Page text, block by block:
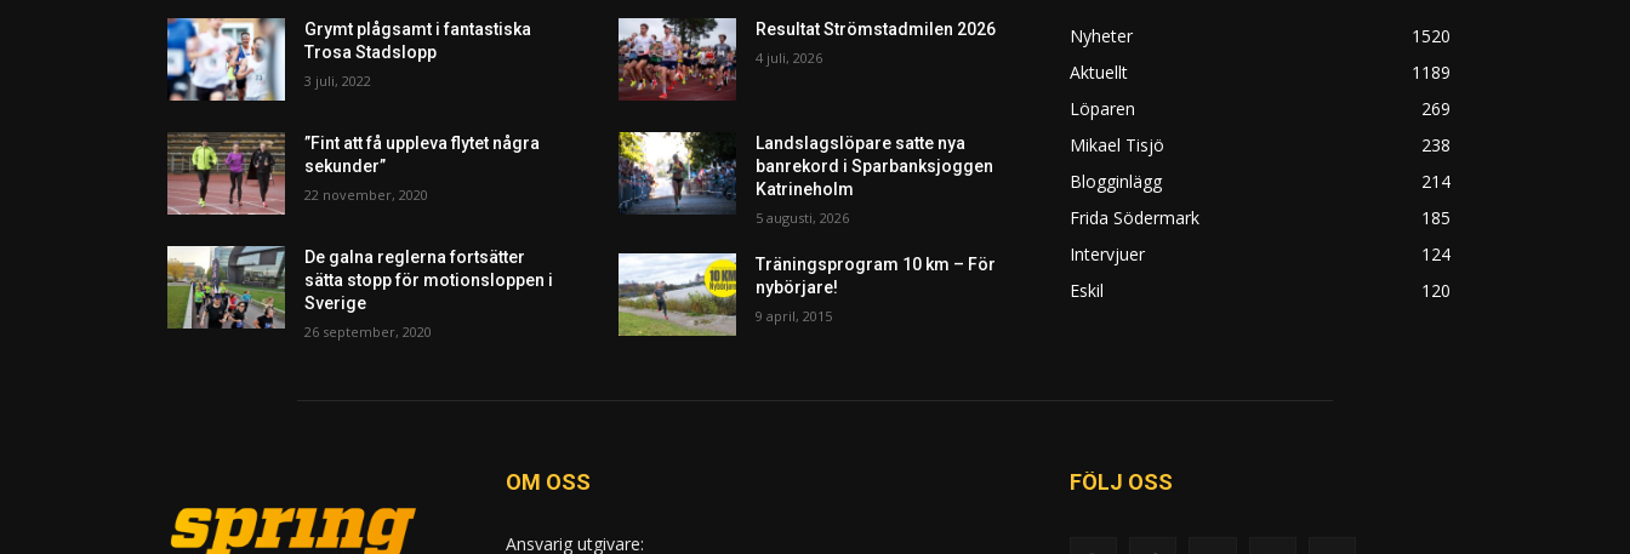
Grymt plågsamt i fantastiska
Trosa Stadslopp
3 juli, 2022
”Fint att få uppleva flytet några
sekunder”
22 november, 2020
De galna reglerna fortsätter
sätta stopp för motionsloppen i
Sverige
26 september, 2020
Resultat Strömstadmilen 2026
4 juli, 2026
Landslagslöpare satte nya
banrekord i Sparbanksjoggen
Katrineholm
5 augusti, 2026
Träningsprogram 10 km – För
nybörjare!
9 april, 2015
Nyheter
1520
Aktuellt
1189
Löparen
269
Mikael Tisjö
238
Blogginlägg
214
Frida Södermark
185
Intervjuer
124
Eskil
120
OM OSS
Ansvarig utgivare:
FÖLJ OSS